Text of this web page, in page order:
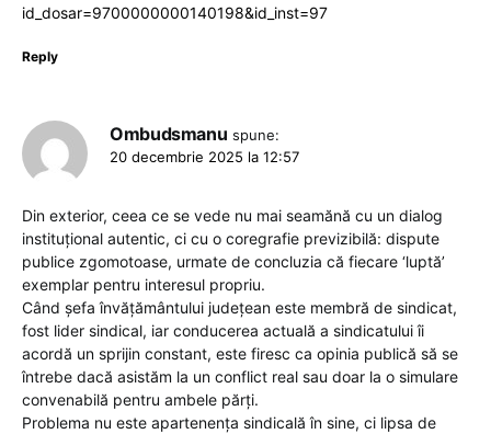
id_dosar=9700000000140198&id_inst=97
Reply
Ombudsmanu spune:
20 decembrie 2025 la 12:57
Din exterior, ceea ce se vede nu mai seamănă cu un dialog
instituțional autentic, ci cu o coregrafie previzibilă: dispute
publice zgomotoase, urmate de concluzia că fiecare ‘luptă’
exemplar pentru interesul propriu.
Când șefa învățământului județean este membră de sindicat,
fost lider sindical, iar conducerea actuală a sindicatului îi
acordă un sprijin constant, este firesc ca opinia publică să se
întrebe dacă asistăm la un conflict real sau doar la o simulare
convenabilă pentru ambele părți.
Problema nu este apartenența sindicală în sine, ci lipsa de